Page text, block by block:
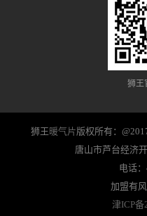
狮王
狮王 暖气片版权所有：
唐山市芦台经济
电话
加盟有
津ICP备